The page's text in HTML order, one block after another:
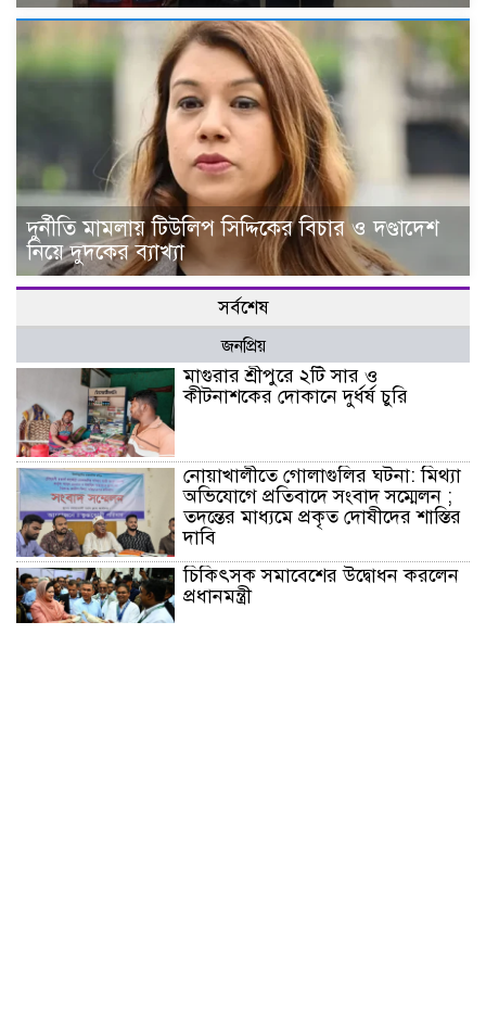
দুর্নীতি মামলায় টিউলিপ সিদ্দিকের বিচার ও দণ্ডাদেশ
নিয়ে দুদকের ব্যাখ্যা
সর্বশেষ
জনপ্রিয়
মাগুরার শ্রীপুরে ২টি সার ও
কীটনাশকের দোকানে দুর্ধর্ষ চুরি
নোয়াখালীতে গোলাগুলির ঘটনা: মিথ্যা
অভিযোগে প্রতিবাদে সংবাদ সম্মেলন ;
তদন্তের মাধ্যমে প্রকৃত দোষীদের শাস্তির
দাবি
চিকিৎসক সমাবেশের উদ্বোধন করলেন
প্রধানমন্ত্রী